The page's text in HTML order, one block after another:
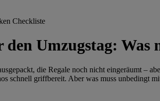
Checkliste
Umzugstag: Was
die Regale noch nicht eingeräumt –
schnell griffbereit. Aber was muss unbedingt